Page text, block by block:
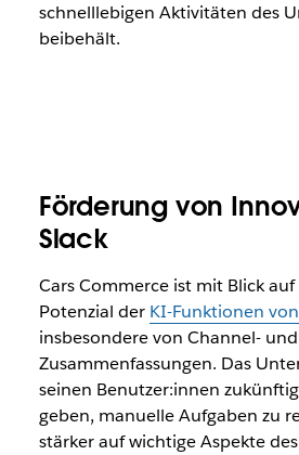
schnelllebigen Aktivitäten des
beibehält.
Förderung von
Slack
Cars Commerce ist mit Blick
Potenzial der KI-Funktionen
insbesondere von Channel-
Zusammenfassungen. Das
seinen Benutzer:innen
geben, manuelle Aufgaben zu
stärker auf wichtige Aspekte des